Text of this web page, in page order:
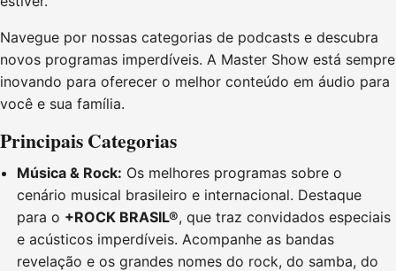
Navegue por nossas categorias de podcasts e descubra
novos programas imperdíveis. A Master Show está sempre
inovando para oferecer o melhor conteúdo em áudio para
você e sua família.
Principais Categorias
Música & Rock: Os melhores programas sobre o
cenário musical brasileiro e internacional. Destaque
para o +ROCK BRASIL®, que traz convidados especiais
e acústicos imperdíveis. Acompanhe as bandas
revelação e os grandes nomes do rock, do samba, do